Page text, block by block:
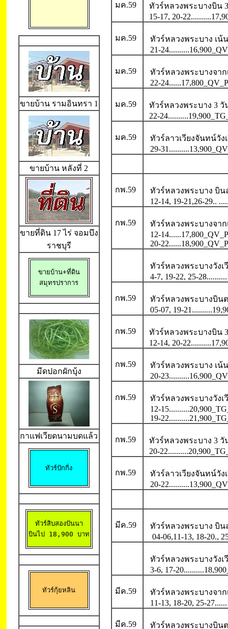
ขายบ้าน รามอินทรา 1
ขายบ้าน หลังที่ 2
ขายที่ดิน 17 ไร่ จอมบึง
ราชบุรี
ขายบ้าน+ที่ดิน
สมุทรปราการ
มีดปอกผักบุ้ง
กาแฟเวียดนามบดแล้ว
ทัวร์ปักกิ่ง
ทัวร์สิบสองปันนา
บินไป 18,900 บาท
ทัวร์กุ้ยหลิน
มค.59
ทัวร์หลวงพระบางบิน
15-17, 20-
มค.59
ทัวร์หลวงพระบาง เน้
21-
มค.59
ทัวร์หลวงพระบางจาก
22-
มค.59
ทัวร์หลวงพระบาง 3 วั
22-
มค.59
ทัวร์ลาวเวียงจันทน์วัง
29-
กพ.59
ทัวร์หลวงพระบาง บิ
12-14, 19-21,26-29..
กพ.59
ทัวร์หลวงพระบางจาก
12-
20-
ทัวร์หลวงพระบางวัง
4-7, 19-22, 25-
กพ.59
ทัวร์หลวงพระบางบิน
05-07, 19-
กพ.59
ทัวร์หลวงพระบางบิน
12-14, 20-
กพ.59
ทัวร์หลวงพระบาง เน้
20-
กพ.59
ทัวร์หลวงพระบางวัง
12-
19-
กพ.59
ทัวร์หลวงพระบาง 3 วั
20-
กพ.59
ทัวร์ลาวเวียงจันทน์วัง
20-
มีค.59
ทัวร์หลวงพระบาง บิ
04-06,11-13, 18-20.,
ทัวร์หลวงพระบางวัง
3-6, 17-
มีค.59
ทัวร์หลวงพระบางจาก
11-13, 18-20, 25-
มีค.59 ทัวร์หลวงพระบางบิน